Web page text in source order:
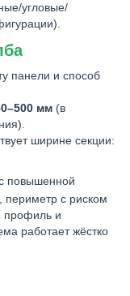
угловые/
панели и способ
мм (в
ширине секции:
повышенной
периметр с риском
профиль и
работает жёстко